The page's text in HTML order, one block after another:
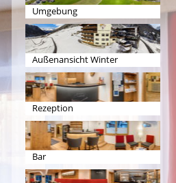
Umgebung
Außenansicht Winter
Rezeption
Bar